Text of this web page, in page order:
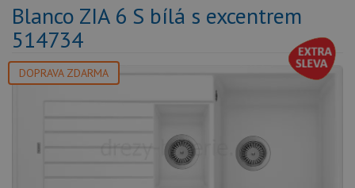
Blanco ZIA 6 S bílá s excentrem
514734
DOPRAVA ZDARMA